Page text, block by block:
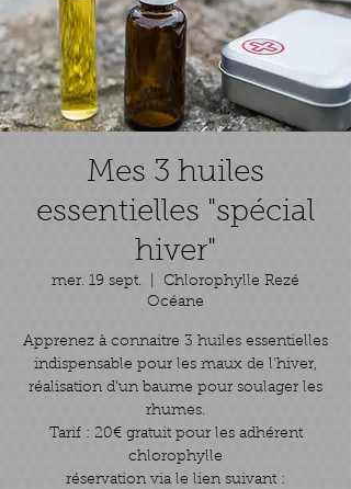
Mes 3 huiles
essentielles "spécial
hiver"
mer. 19 sept.
Chlorophylle Rezé
Océane
Apprenez à connaitre 3 huiles essentielles
indispensable pour les maux de l'hiver,
réalisation d'un baume pour soulager les
rhumes.
Tarif : 20€ gratuit pour les adhérent
chlorophylle
réservation via le lien suivant :